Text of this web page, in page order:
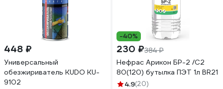
448 ₽
Универсальный
обезжириватель KUDO KU-
9102
-40%
230 ₽384 ₽
Нефрас Арикон БР-2 /С2
80(120) бутылка ПЭТ 1л BR21
4.9(20)